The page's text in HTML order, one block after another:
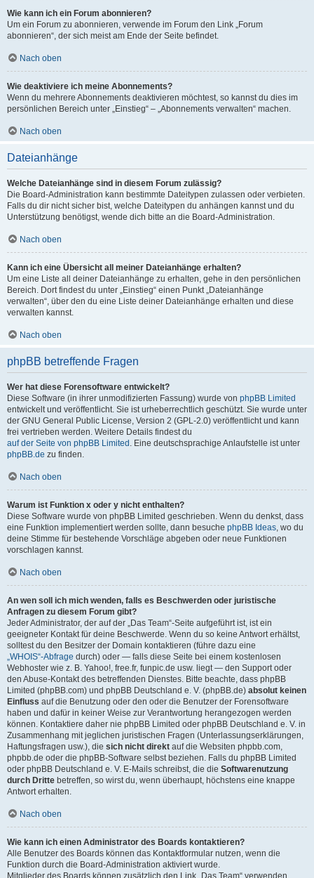
Wie kann ich ein Forum abonnieren?
Um ein Forum zu abonnieren, verwende im Forum den Link „Forum
abonnieren“, der sich meist am Ende der Seite befindet.
Nach oben
Wie deaktiviere ich meine Abonnements?
Wenn du mehrere Abonnements deaktivieren möchtest, so kannst du dies im
persönlichen Bereich unter „Einstieg“ – „Abonnements verwalten“ machen.
Nach oben
Dateianhänge
Welche Dateianhänge sind in diesem Forum zulässig?
Die Board-Administration kann bestimmte Dateitypen zulassen oder verbieten.
Falls du dir nicht sicher bist, welche Dateitypen du anhängen kannst und du
Unterstützung benötigst, wende dich bitte an die Board-Administration.
Nach oben
Kann ich eine Übersicht all meiner Dateianhänge erhalten?
Um eine Liste all deiner Dateianhänge zu erhalten, gehe in den persönlichen
Bereich. Dort findest du unter „Einstieg“ einen Punkt „Dateianhänge
verwalten“, über den du eine Liste deiner Dateianhänge erhalten und diese
verwalten kannst.
Nach oben
phpBB betreffende Fragen
Wer hat diese Forensoftware entwickelt?
Diese Software (in ihrer unmodifizierten Fassung) wurde von phpBB Limited
entwickelt und veröffentlicht. Sie ist urheberrechtlich geschützt. Sie wurde unter
der GNU General Public License, Version 2 (GPL-2.0) veröffentlicht und kann
frei vertrieben werden. Weitere Details findest du
auf der Seite von phpBB Limited . Eine deutschsprachige Anlaufstelle ist unter
phpBB.de zu finden.
Nach oben
Warum ist Funktion x oder y nicht enthalten?
Diese Software wurde von phpBB Limited geschrieben. Wenn du denkst, dass
eine Funktion implementiert werden sollte, dann besuche phpBB Ideas, wo du
deine Stimme für bestehende Vorschläge abgeben oder neue Funktionen
vorschlagen kannst.
Nach oben
An wen soll ich mich wenden, falls es Beschwerden oder juristische
Anfragen zu diesem Forum gibt?
Jeder Administrator, der auf der „Das Team“-Seite aufgeführt ist, ist ein
geeigneter Kontakt für deine Beschwerde. Wenn du so keine Antwort erhältst,
solltest du den Besitzer der Domain kontaktieren (führe dazu eine
„WHOIS“-Abfrage durch) oder — falls diese Seite bei einem kostenlosen
Webhoster wie z. B. Yahoo!, free.fr, funpic.de usw. liegt — den Support oder
den Abuse-Kontakt des betreffenden Dienstes. Bitte beachte, dass phpBB
Limited (phpBB.com) und phpBB Deutschland e. V. (phpBB.de) absolut keinen
Einfluss auf die Benutzung oder den oder die Benutzer der Forensoftware
haben und dafür in keiner Weise zur Verantwortung herangezogen werden
können. Kontaktiere daher nie phpBB Limited oder phpBB Deutschland e. V. in
Zusammenhang mit jeglichen juristischen Fragen (Unterlassungserklärungen,
Haftungsfragen usw.), die sich nicht direkt auf die Websiten phpbb.com,
phpbb.de oder die phpBB-Software selbst beziehen. Falls du phpBB Limited
oder phpBB Deutschland e. V. E-Mails schreibst, die die Softwarenutzung
durch Dritte betreffen, so wirst du, wenn überhaupt, höchstens eine knappe
Antwort erhalten.
Nach oben
Wie kann ich einen Administrator des Boards kontaktieren?
Alle Benutzer des Boards können das Kontaktformular nutzen, wenn die
Funktion durch die Board-Administration aktiviert wurde.
Mitglieder des Boards können zusätzlich den Link „Das Team“ verwenden.